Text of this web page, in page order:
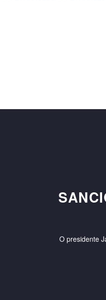
O presidente